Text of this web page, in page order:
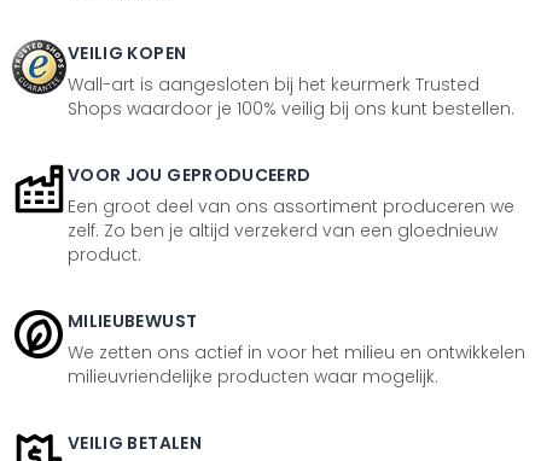
VEILIG KOPEN
Wall-art is aangesloten bij het keurmerk Trusted
Shops waardoor je 100% veilig bij ons kunt bestellen.
VOOR JOU GEPRODUCEERD
Een groot deel van ons assortiment produceren we
zelf. Zo ben je altijd verzekerd van een gloednieuw
product.
MILIEUBEWUST
We zetten ons actief in voor het milieu en ontwikkelen
milieuvriendelijke producten waar mogelijk.
VEILIG BETALEN